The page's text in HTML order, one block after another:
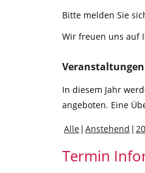
Bitte melden Sie
Wir freuen uns auf
In diesem Jahr
angeboten. Eine
Alle Anstehend
Termin